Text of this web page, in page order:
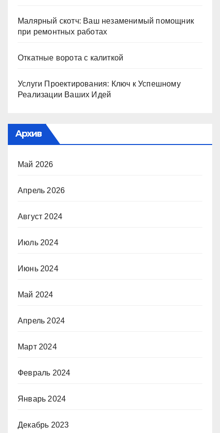
Малярный скотч: Ваш незаменимый помощник
при ремонтных работах
Откатные ворота с калиткой
Услуги Проектирования: Ключ к Успешному
Реализации Ваших Идей
Архив
Май 2026
Апрель 2026
Август 2024
Июль 2024
Июнь 2024
Май 2024
Апрель 2024
Март 2024
Февраль 2024
Январь 2024
Декабрь 2023